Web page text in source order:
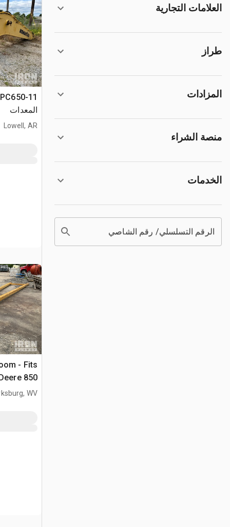
العلامات التجارية
طراز
المزادات
منصة الشراء
الخدمات
الرقم التسلسلي/ رقم الشاصي
المعدات
Lowell, AR
- Fits
850
WV